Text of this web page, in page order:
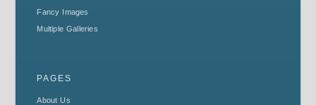
Fancy Images
Multiple Galleries
PAGES
About Us